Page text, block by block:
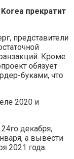
прекратит
представители
Кроме
обязует
буками, что
2020 и
декабря,
а вывести
2021 года.